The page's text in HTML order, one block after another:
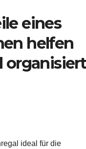
eines
helfen
organisiert
ideal für die